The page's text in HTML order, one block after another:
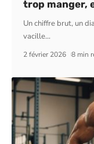
trop manger,
Un chiffre brut, un
vacille…
2 février 2026 8 min